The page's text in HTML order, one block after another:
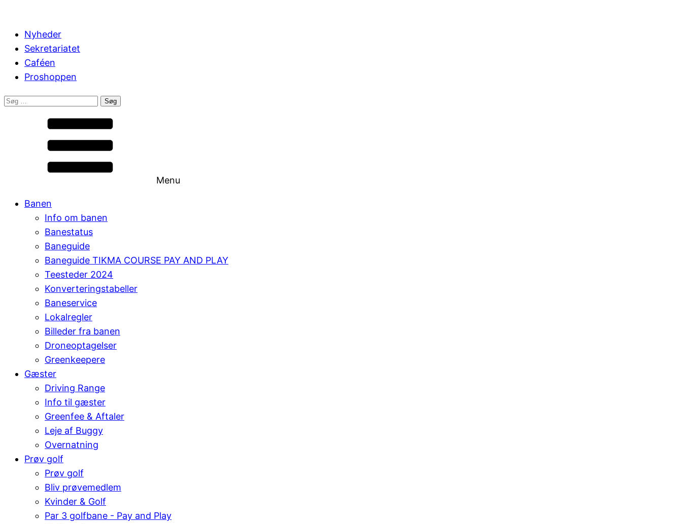
Nyheder
Sekretariatet
Caféen
Proshoppen
Søg
Menu
Banen
Info om banen
Banestatus
Baneguide
Baneguide TIKMA COURSE PAY AND PLAY
Teesteder 2024
Konverteringstabeller
Baneservice
Lokalregler
Billeder fra banen
Droneoptagelser
Greenkeepere
Gæster
Driving Range
Info til gæster
Greenfee & Aftaler
Leje af Buggy
Overnatning
Prøv golf
Prøv golf
Bliv prøvemedlem
Kvinder & Golf
Par 3 golfbane - Pay and Play